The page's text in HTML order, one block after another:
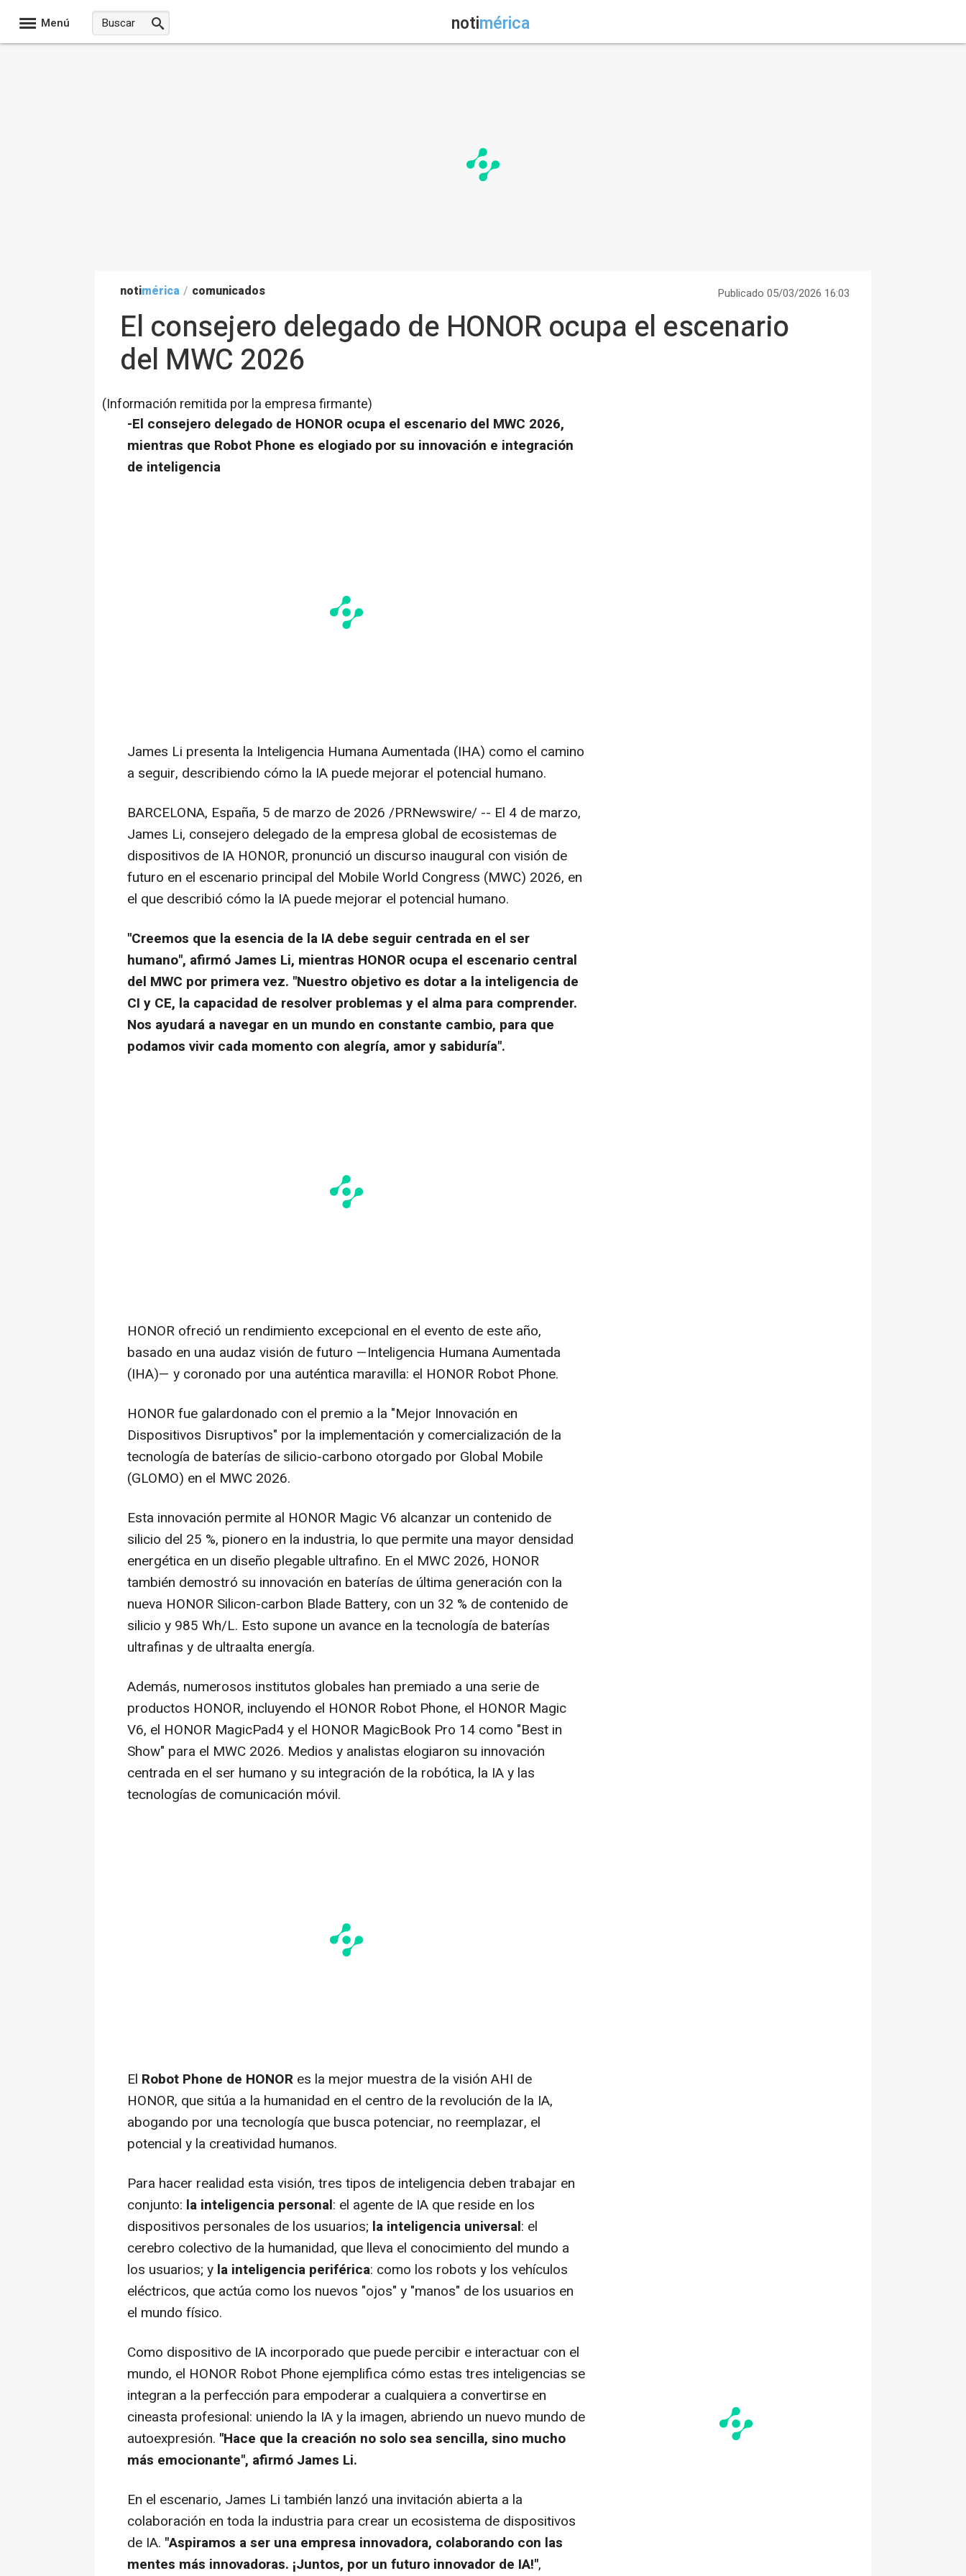
Menú notimérica
notimérica / comunicados Publicado 05/03/2026 16:03
El consejero delegado de HONOR ocupa el escenario
del MWC 2026
(Información remitida por la empresa firmante)
-El consejero delegado de HONOR ocupa el escenario del MWC 2026,
mientras que Robot Phone es elogiado por su innovación e integración
de inteligencia
James Li presenta la Inteligencia Humana Aumentada (IHA) como el camino
a seguir, describiendo cómo la IA puede mejorar el potencial humano.
BARCELONA, España, 5 de marzo de 2026 /PRNewswire/ -- El 4 de marzo,
James Li, consejero delegado de la empresa global de ecosistemas de
dispositivos de IA HONOR, pronunció un discurso inaugural con visión de
futuro en el escenario principal del Mobile World Congress (MWC) 2026, en
el que describió cómo la IA puede mejorar el potencial humano.
"Creemos que la esencia de la IA debe seguir centrada en el ser
humano", afirmó James Li, mientras HONOR ocupa el escenario central
del MWC por primera vez. "Nuestro objetivo es dotar a la inteligencia de
CI y CE, la capacidad de resolver problemas y el alma para comprender.
Nos ayudará a navegar en un mundo en constante cambio, para que
podamos vivir cada momento con alegría, amor y sabiduría".
HONOR ofreció un rendimiento excepcional en el evento de este año,
basado en una audaz visión de futuro —Inteligencia Humana Aumentada
(IHA)— y coronado por una auténtica maravilla: el HONOR Robot Phone.
HONOR fue galardonado con el premio a la "Mejor Innovación en
Dispositivos Disruptivos" por la implementación y comercialización de la
tecnología de baterías de silicio-carbono otorgado por Global Mobile
(GLOMO) en el MWC 2026.
Esta innovación permite al HONOR Magic V6 alcanzar un contenido de
silicio del 25 %, pionero en la industria, lo que permite una mayor densidad
energética en un diseño plegable ultrafino. En el MWC 2026, HONOR
también demostró su innovación en baterías de última generación con la
nueva HONOR Silicon-carbon Blade Battery, con un 32 % de contenido de
silicio y 985 Wh/L. Esto supone un avance en la tecnología de baterías
ultrafinas y de ultraalta energía.
Además, numerosos institutos globales han premiado a una serie de
productos HONOR, incluyendo el HONOR Robot Phone, el HONOR Magic
V6, el HONOR MagicPad4 y el HONOR MagicBook Pro 14 como "Best in
Show" para el MWC 2026. Medios y analistas elogiaron su innovación
centrada en el ser humano y su integración de la robótica, la IA y las
tecnologías de comunicación móvil.
El Robot Phone de HONOR es la mejor muestra de la visión AHI de
HONOR, que sitúa a la humanidad en el centro de la revolución de la IA,
abogando por una tecnología que busca potenciar, no reemplazar, el
potencial y la creatividad humanos.
Para hacer realidad esta visión, tres tipos de inteligencia deben trabajar en
conjunto: la inteligencia personal: el agente de IA que reside en los
dispositivos personales de los usuarios; la inteligencia universal: el
cerebro colectivo de la humanidad, que lleva el conocimiento del mundo a
los usuarios; y la inteligencia periférica: como los robots y los vehículos
eléctricos, que actúa como los nuevos "ojos" y "manos" de los usuarios en
el mundo físico.
Como dispositivo de IA incorporado que puede percibir e interactuar con el
mundo, el HONOR Robot Phone ejemplifica cómo estas tres inteligencias se
integran a la perfección para empoderar a cualquiera a convertirse en
cineasta profesional: uniendo la IA y la imagen, abriendo un nuevo mundo de
autoexpresión. "Hace que la creación no solo sea sencilla, sino mucho
más emocionante", afirmó James Li.
En el escenario, James Li también lanzó una invitación abierta a la
colaboración en toda la industria para crear un ecosistema de dispositivos
de IA. "Aspiramos a ser una empresa innovadora, colaborando con las
mentes más innovadoras. ¡Juntos, por un futuro innovador de IA!",